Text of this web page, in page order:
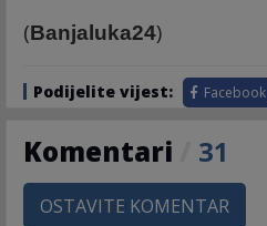
(Banjaluka24)
Podijelite vijest: Facebook
Komentari 31
OSTAVITE KOMENTAR